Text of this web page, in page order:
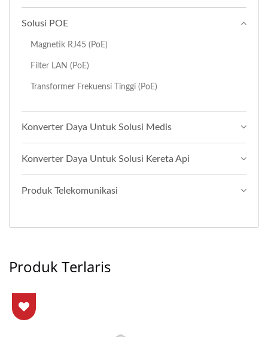
Solusi POE
Magnetik RJ45 (PoE)
Filter LAN (PoE)
Transformer Frekuensi Tinggi (PoE)
Konverter Daya Untuk Solusi Medis
Konverter Daya Untuk Solusi Kereta Api
Produk Telekomunikasi
Produk Terlaris